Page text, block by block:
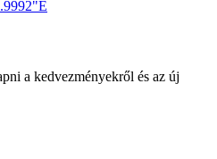
a kedvezményekről és az új